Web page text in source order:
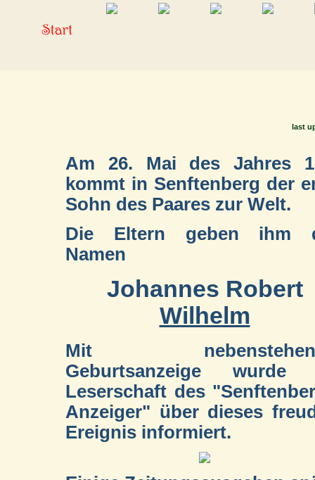
last
Am 26. Mai des Jahres
kommt in Senftenberg der
Sohn des Paares zur Welt.
Die Eltern geben ihm
Namen
Johannes Robert
Wilhelm
Mit
Geburtsanzeige wurde
Leserschaft des
Anzeiger" über dieses
Ereignis informiert.